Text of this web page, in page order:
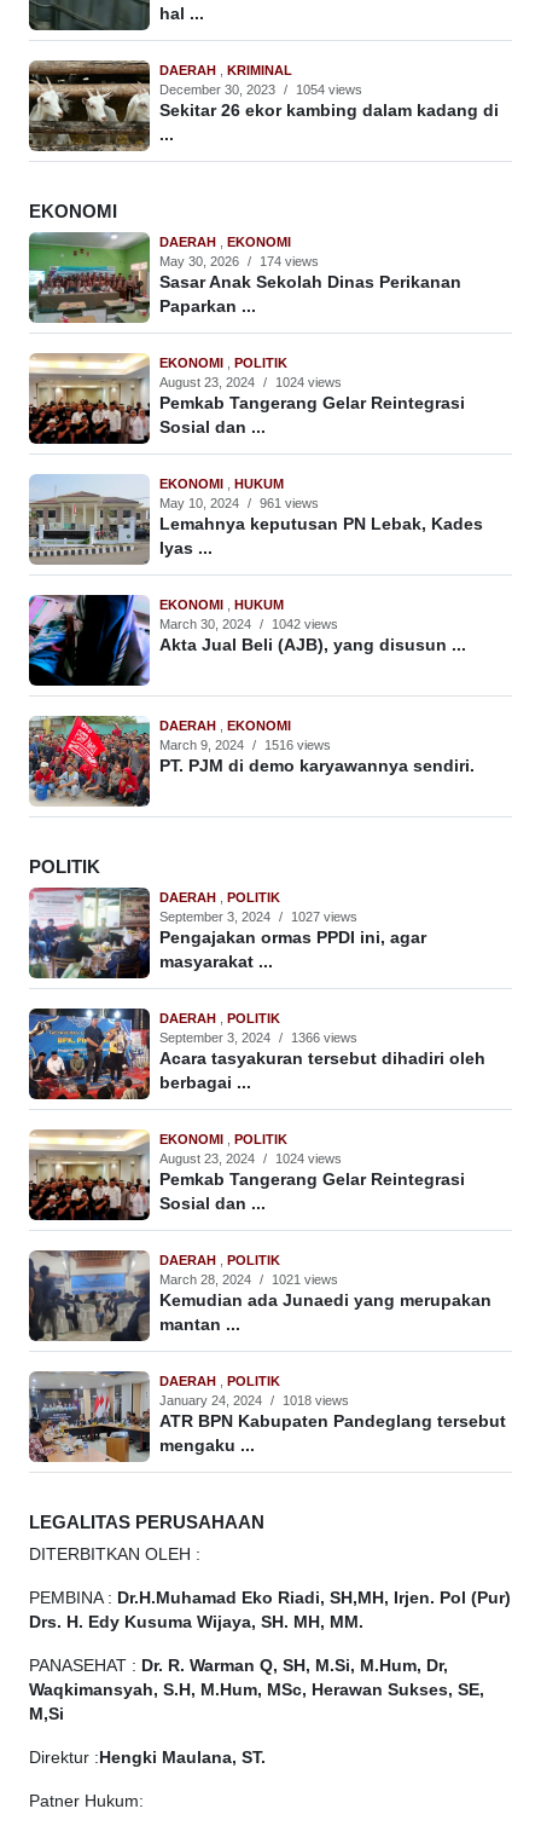
hal ...
DAERAH , KRIMINAL
December 30, 2023 / 1054 views
Sekitar 26 ekor kambing dalam kadang di
...
EKONOMI
DAERAH , EKONOMI
May 30, 2026 / 174 views
Sasar Anak Sekolah Dinas Perikanan
Paparkan ...
EKONOMI , POLITIK
August 23, 2024 / 1024 views
Pemkab Tangerang Gelar Reintegrasi
Sosial dan ...
EKONOMI , HUKUM
May 10, 2024 / 961 views
Lemahnya keputusan PN Lebak, Kades
Iyas ...
EKONOMI , HUKUM
March 30, 2024 / 1042 views
Akta Jual Beli (AJB), yang disusun ...
DAERAH , EKONOMI
March 9, 2024 / 1516 views
PT. PJM di demo karyawannya sendiri.
POLITIK
DAERAH , POLITIK
September 3, 2024 / 1027 views
Pengajakan ormas PPDI ini, agar
masyarakat ...
DAERAH , POLITIK
September 3, 2024 / 1366 views
Acara tasyakuran tersebut dihadiri oleh
berbagai ...
EKONOMI , POLITIK
August 23, 2024 / 1024 views
Pemkab Tangerang Gelar Reintegrasi
Sosial dan ...
DAERAH , POLITIK
March 28, 2024 / 1021 views
Kemudian ada Junaedi yang merupakan
mantan ...
DAERAH , POLITIK
January 24, 2024 / 1018 views
ATR BPN Kabupaten Pandeglang tersebut
mengaku ...
LEGALITAS PERUSAHAAN
DITERBITKAN OLEH :
PEMBINA : Dr.H.Muhamad Eko Riadi, SH,MH, Irjen. Pol (Pur)
Drs. H. Edy Kusuma Wijaya, SH. MH, MM.
PANASEHAT : Dr. R. Warman Q, SH, M.Si, M.Hum, Dr,
Waqkimansyah, S.H, M.Hum, MSc, Herawan Sukses, SE,
M,Si
Direktur : Hengki Maulana, ST.
Patner Hukum: